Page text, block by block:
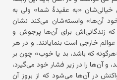
خیالی‌شان «به عقیدهٔ شما» ولی به
آن‌ها» وابسته‌شان می‌کند نشان
زندگانی‌اش برای آن‌ها پرجوش و
خارجی است بنمایانند. و در هر
که باشد، بد یا خوب» چون بر
و آن‌ها را در زیر فشار خود می‌گیرد،
در آن‌ها می‌شود که از بروز آن